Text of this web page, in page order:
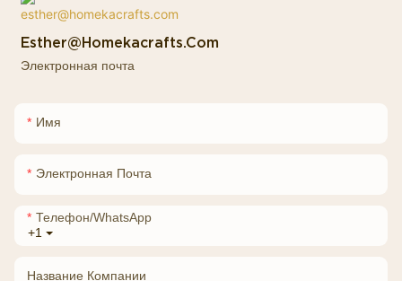
Esther@homekacrafts.com
Электронная почта
Имя
Электронная Почта
+1
Телефон/WhatsApp
Название Компании